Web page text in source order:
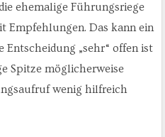
ehemalige Führungsriege
Empfehlungen. Das kann ein
Entscheidung „sehr“ offen ist
Spitze möglicherweise
wenig hilfreich